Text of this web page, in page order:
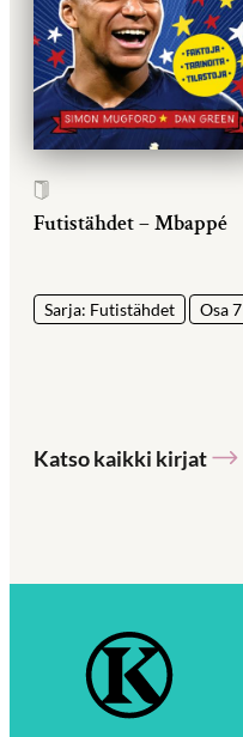
Futistähdet – Mbappé
Sarja: Futistähdet Osa 7
Katso kaikki kirjat